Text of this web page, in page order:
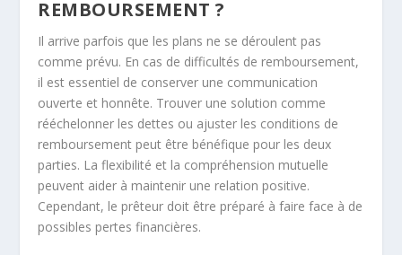
REMBOURSEMENT ?
Il arrive parfois que les plans ne se déroulent pas
comme prévu. En cas de difficultés de remboursement,
il est essentiel de conserver une communication
ouverte et honnête. Trouver une solution comme
rééchelonner les dettes ou ajuster les conditions de
remboursement peut être bénéfique pour les deux
parties. La flexibilité et la compréhension mutuelle
peuvent aider à maintenir une relation positive.
Cependant, le prêteur doit être préparé à faire face à de
possibles pertes financières.